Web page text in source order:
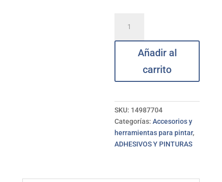
rodillo
antigota
cm
cantidad
Añadir al
carrito
SKU: 14987704
Categorías:Accesorios y
herramientas para pintar,
ADHESIVOS Y PINTURAS